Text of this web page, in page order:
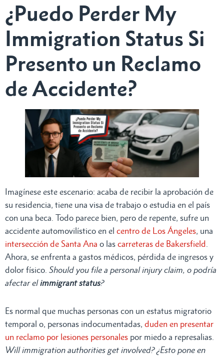
¿Puedo Perder My
Immigration Status Si
Presento un Reclamo
de Accidente?
Imagínese este escenario: acaba de recibir la aprobación de
su residencia, tiene una visa de trabajo o estudia en el país
con una beca. Todo parece bien, pero de repente, sufre un
accidente automovilístico en el centro de Los Ángeles, una
intersección de Santa Ana o las carreteras de Bakersfield
Ahora, se enfrenta a gastos médicos, pérdida de ingresos y
dolor físico. Should you file a personal injury claim, o podría
afectar elimmigrant status?
Es normal que muchas personas con un estatus migratorio
temporal o, personas indocumentadas, duden en presentar
un reclamo por lesiones personales por miedo a represalias.
Will immigration authorities get involved? ¿Esto pone en